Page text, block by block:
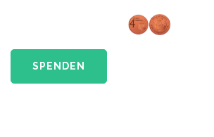
content
(Press
Enter)
SPENDEN